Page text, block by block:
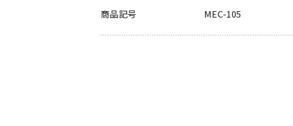
商品記号 MEC-105